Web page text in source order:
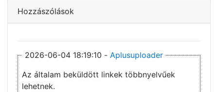
Hozzászólások
2026-06-04 18:19:10 - Aplusuploader
Az általam beküldött linkek többnyelvűek
lehetnek.